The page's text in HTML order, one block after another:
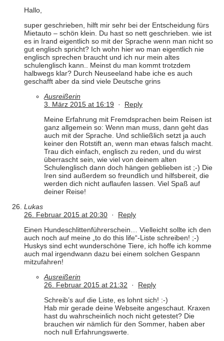
Hallo,
super geschrieben, hilft mir sehr bei der Entscheidung fürs
Mietauto – schön klein. Du hast so nett geschrieben. wie ist
es in Irand eigentlich so mit der Sprache wenn man nicht so
gut englisch spricht? Ich wohn hier wo man eigentlich nie
englisch sprechen braucht und ich nur mein altes
schulenglisch kann.. Meinst du man kommt trotzdem
halbwegs klar? Durch Neuseeland habe iche es auch
geschafft aber da sind viele Deutsche grins
Ausreißerin
3. März 2015 at 16:19 · Reply
Meine Erfahrung mit Fremdsprachen beim Reisen ist
ganz allgemein so: Wenn man muss, dann geht das
auch mit der Sprache. Und schließlich setzt ja auch
keiner den Rotstift an, wenn man etwas falsch macht.
Trau dich einfach, englisch zu reden, und du wirst
überrascht sein, wie viel von deinem alten
Schulenglisch dann doch hängen geblieben ist ;-) Die
Iren sind außerdem so freundlich und hilfsbereit, die
werden dich nicht auflaufen lassen. Viel Spaß auf
deiner Reise!
Lukas
26. Februar 2015 at 20:30 · Reply
Einen Hundeschlittenführerschein… Vielleicht sollte ich den
auch noch auf meine „to do this life“-Liste schreiben! ;-)
Huskys sind echt wunderschöne Tiere, ich hoffe ich komme
auch mal irgendwann dazu bei einem solchen Gespann
mitzufahren!
Ausreißerin
26. Februar 2015 at 21:32 · Reply
Schreib’s auf die Liste, es lohnt sich! :-)
Hab mir gerade deine Webseite angeschaut. Kraxen
hast du wahrscheinlich noch nicht getestet? Die
brauchen wir nämlich für den Sommer, haben aber
noch null Erfahrungswerte.